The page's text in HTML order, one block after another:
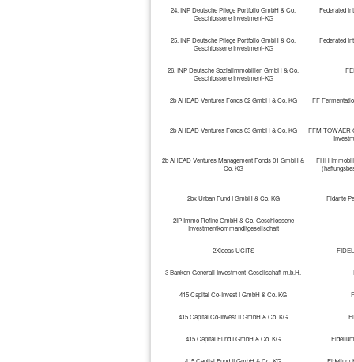
24. INP Deutsche Pflege Portfolio GmbH & Co.
Geschlossene Investment-KG
Federated
25. INP Deutsche Pflege Portfolio GmbH & Co.
Geschlossene Investment-KG
Federated
26. INP Deutsche Sozialimmobilien GmbH & Co.
Geschlossene Investment-KG
2b AHEAD Ventures Fonds 02 GmbH & Co. KG FF
2b AHEAD Ventures Fonds 03 GmbH & Co. KG
FFM TOWAER
2b AHEAD Ventures Management Fonds 01 GmbH &
Co. KG
FHH
2bx Urban Fund I GmbH & Co. KG Fidante
2IP Immo Refine GmbH & Co. Geschlossene
Investmentkommanditgesellschaft
2Xideas UCITS
3 Banken-Generali Investment-Gesellschaft m.b.H.
415 Capital Co-Invest I GmbH & Co. KG
415 Capital Co-Invest II GmbH & Co. KG
415 Capital Fund I GmbH & Co. KG